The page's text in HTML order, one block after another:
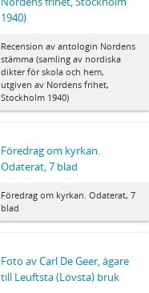
1940)
Recension av antologin Nordens
stämma (samling av nordiska
dikter för skola och hem,
utgiven av Nordens frihet,
Stockholm 1940)
Föredrag om kyrkan.
Odaterat, 7 blad
Föredrag om kyrkan. Odaterat, 7
blad
Foto av Carl De Geer, ägare
till Leuftsta (Lövsta) bruk